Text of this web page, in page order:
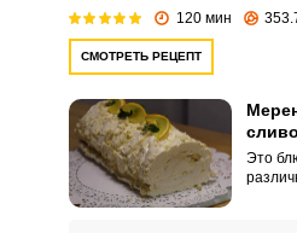
120 мин
СМОТРЕТЬ РЕЦЕПТ
Это